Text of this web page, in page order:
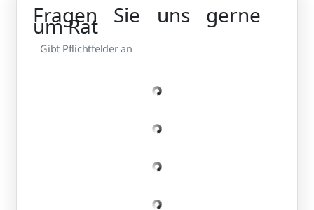
Fragen Sie uns gerne
um Rat
Gibt Pflichtfelder an